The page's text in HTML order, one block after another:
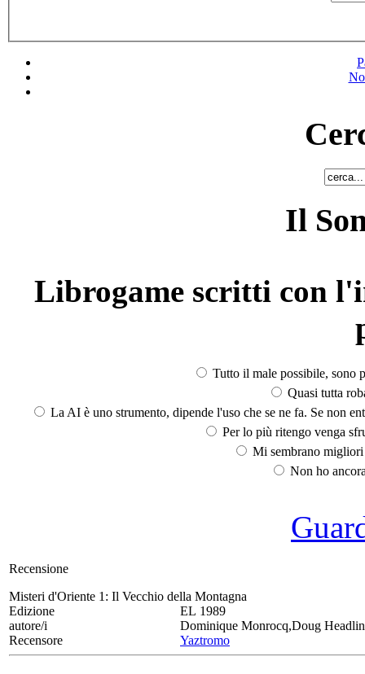
Il
Librogame scritti con
Tutto il male possibile, sono
Quasi tutta
La AI è uno strumento, dipende l'uso che se ne fa. Se non
Per lo più ritengo venga
Mi sembrano
Non ho
Recensione
Misteri d'Oriente 1: Il Vecchio della Montagna
Edizione
EL 1989
autore/i
Dominique Monrocq,Doug
Recensore
Yaztromo